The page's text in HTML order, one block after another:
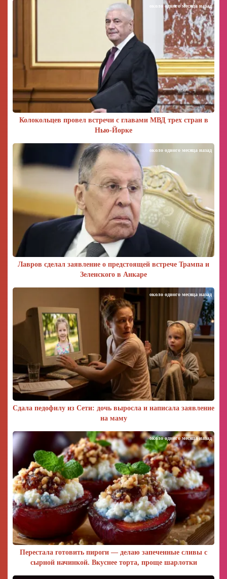
Колокольцев провел встречи с главами МВД трех стран в
Нью-Йорке
около одного месяца назад
Лавров сделал заявление о предстоящей встрече Трампа и
Зеленского в Анкаре
около одного месяца назад
Сдала педофилу из Сети: дочь выросла и написала заявление
на маму
около одного месяца назад
Перестала готовить пироги — делаю запеченные сливы с
сырной начинкой. Вкуснее торта, проще шарлотки
около одного месяца назад